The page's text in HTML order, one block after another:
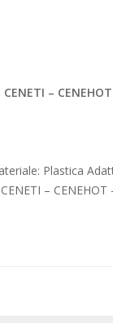
–
Plastica
–